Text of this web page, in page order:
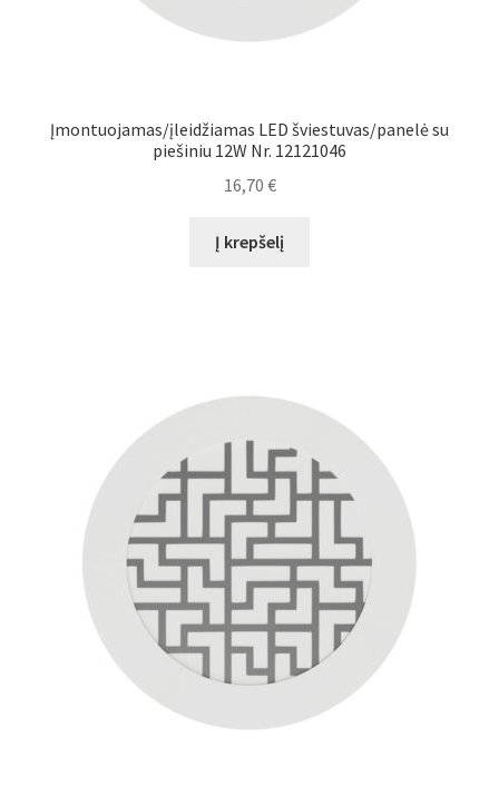
Plastikai
Įmontuojamas/įleidžiamas LED šviestuvas/panelė su
piešiniu 12W Nr. 12121046
16,70 €
Į krepšelį